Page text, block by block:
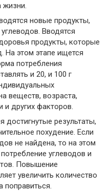
жизни.
новые продукты,
Вводятся
продукты, которые
этом этапе ищется
потребления
и 20, и 100 г
веществ, возраста,
и других факторов.
достигнутые результаты,
похудение. Если
не найдена, то на этом
углеводов и
Повышение
увеличить количество
поправиться.